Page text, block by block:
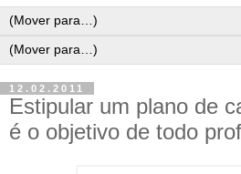
12.02.2011
Estipular um plano de
é o objetivo de todo